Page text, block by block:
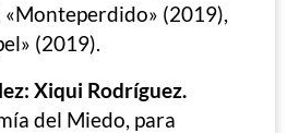
(2019),
(2019).
Xiqui Rodríguez.
del Miedo, para